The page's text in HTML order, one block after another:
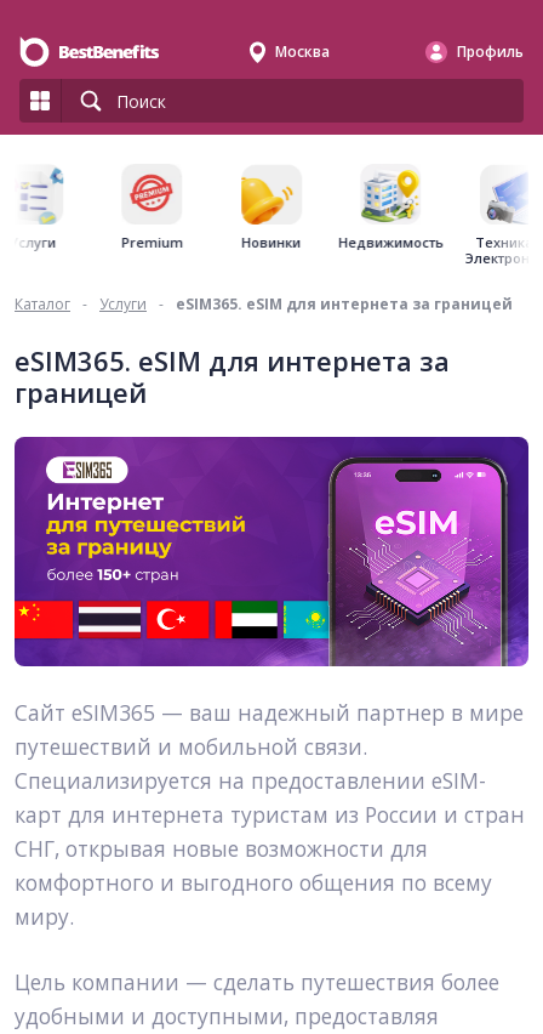
Москва Профиль
Услуги Premium Новинки Недвижимость
Техника
Каталог - Услуги - eSIM365. eSIM для интернета за границей
eSIM365. eSIM для интернета за
границей
Сайт eSIM365 — ваш надежный партнер в мире
путешествий и мобильной связи.
Специализируется на предоставлении eSIM-
карт для интернета туристам из России и стран
СНГ, открывая новые возможности для
комфортного и выгодного общения по всему
миру.
Цель компании — сделать путешествия более
удобными и доступными, предоставляя